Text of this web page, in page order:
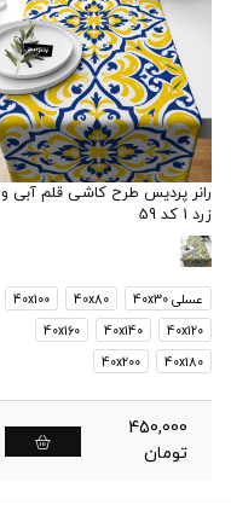
رانر پردیس طرح کاشی قلم آبی و
زرد 1 کد 59
عسلی 40x30 40x80
40x100
40x120
40x140
40x160
40x180
40x200
450,000
تومان